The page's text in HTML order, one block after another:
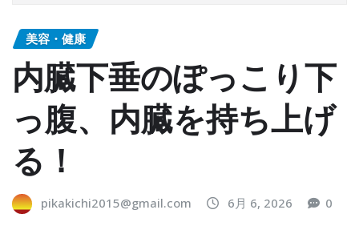
美容・健康
内臓下垂のぽっこり下
っ腹、内臓を持ち上げ
る！
pikakichi2015@gmail.com 6月 6, 2026 0